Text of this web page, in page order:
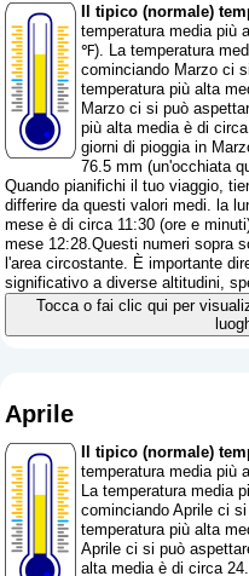
Il tipico (normale)
temperatura media più
℉). La temperatura
cominciando Marzo ci
temperatura più alta
Marzo ci si può
più alta media è di
giorni di pioggia in
76.5 mm (un'occhiata
Quando pianifichi il tuo viaggio,
differire da questi valori medi. la
mese è di circa 11:30 (ore e
mese 12:28.Questi numeri sopra
l'area circostante. È importante
significativo a diverse altitudini,
Tocca o fai clic qui per
Aprile
Il tipico (normale)
temperatura media più
La temperatura media
cominciando Aprile ci
temperatura più alta
Aprile ci si può
alta media è di circa